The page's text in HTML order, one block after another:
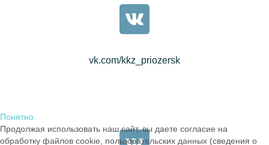
vk.com/kkz_priozersk
Понятно
Продолжая использовать наш сайт, вы даете согласие на
обработку файлов cookie, пользовательских данных (сведения о